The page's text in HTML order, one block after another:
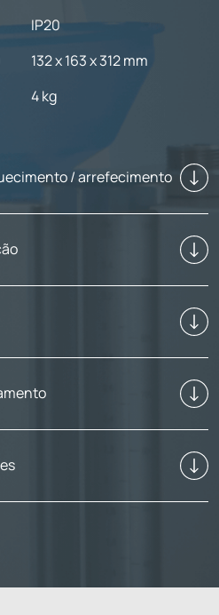
IP20
132 x 163 x 312 mm
4 kg
/ arrefecimento